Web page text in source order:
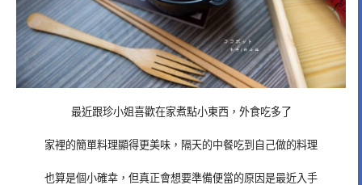
最近跟珍小姐喜歡在家煮點小東西，外食吃多了
家裡的簡單料理顯得更美味，隔天的中餐吃到自己做的料理
也算是個小確幸，但真正會想要準備便當的原因是最近入手